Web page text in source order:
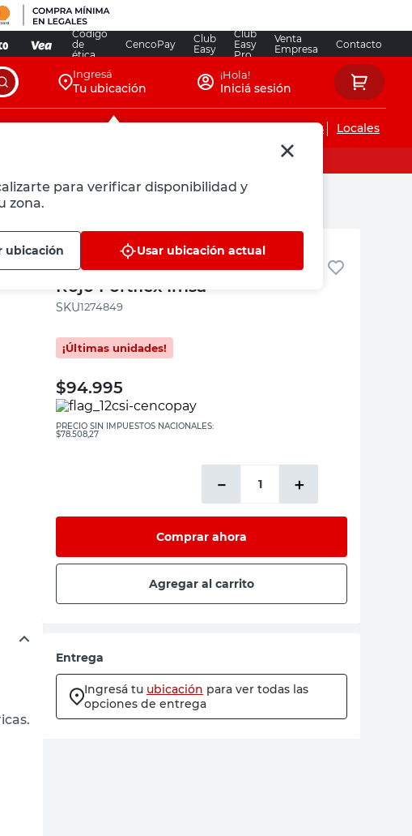
Código
de
ética
CencoPay
Club
Easy
Club
Easy
Pro
Venta
Empresa
Contacto
Ingresá
Tu ubicación
para verificar disponibilidad y
zona.
ubicación Usar ubicación actual
¡Hola!
Iniciá sesión
Servicios de instalaciones Locales
IMSA
Cable Unipolar 2,5 Mm 100 Mts
Rojo Fortflex Imsa
:1274849
$94.995
PRECIO SIN IMPUESTOS NACIONALES:
$78.508,27
＋
－
Comprar ahora
Agregar al carrito
Entrega
Ingresá tu ubicación para ver todas las
opciones de entrega